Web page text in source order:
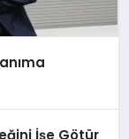
İşe Götür